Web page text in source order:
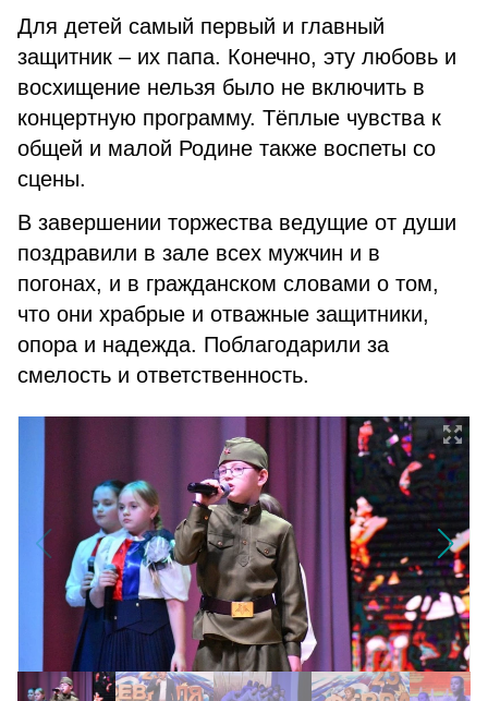
Для детей самый первый и главный
защитник – их папа. Конечно, эту любовь и
восхищение нельзя было не включить в
концертную программу. Тёплые чувства к
общей и малой Родине также воспеты со
сцены.
В завершении торжества ведущие от души
поздравили в зале всех мужчин и в
погонах, и в гражданском словами о том,
что они храбрые и отважные защитники,
опора и надежда. Поблагодарили за
смелость и ответственность.